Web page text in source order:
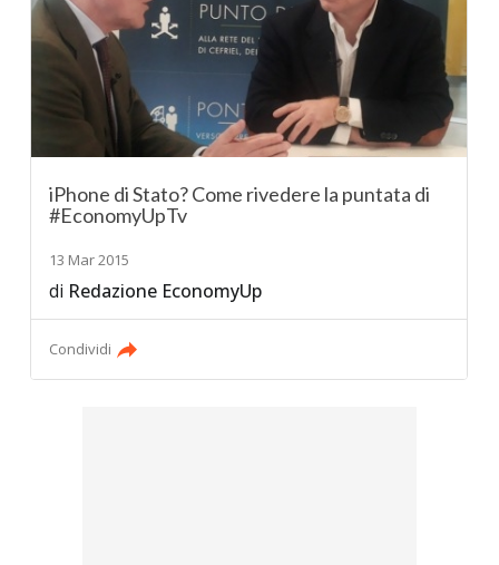
iPhone di Stato? Come rivedere la puntata di
#EconomyUpTv
13 Mar 2015
di Redazione EconomyUp
Condividi